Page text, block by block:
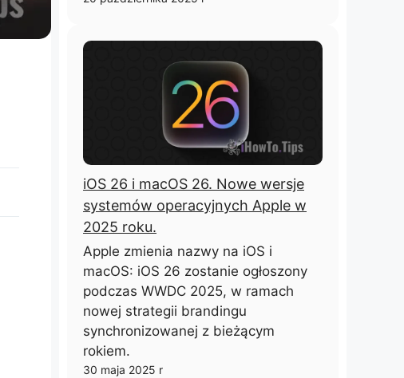
iOS 26 i macOS 26. Nowe wersje
systemów operacyjnych Apple w
2025 roku.
Apple zmienia nazwy na iOS i
macOS: iOS 26 zostanie ogłoszony
podczas WWDC 2025, w ramach
nowej strategii brandingu
synchronizowanej z bieżącym
rokiem.
30 maja 2025 r